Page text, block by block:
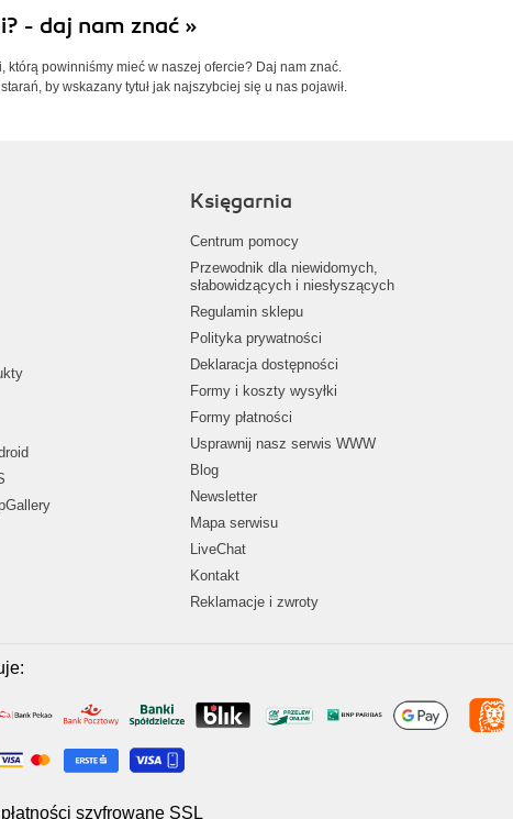
- daj nam znać »
którą powinniśmy mieć w naszej ofercie? Daj nam znać.
by wskazany tytuł jak najszybciej się u nas pojawił.
Księgarnia
Centrum pomocy
Przewodnik dla niewidomych,
słabowidzących i niesłyszących
Regulamin sklepu
Polityka prywatności
Deklaracja dostępności
Formy i koszty wysyłki
Formy płatności
Usprawnij nasz serwis WWW
Blog
Newsletter
Mapa serwisu
LiveChat
Kontakt
Reklamacje i zwroty
szyfrowane SSL